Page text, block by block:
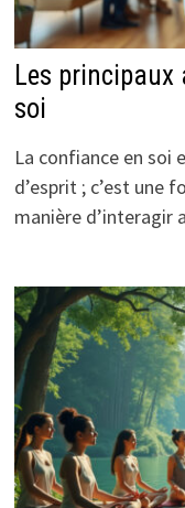
Les principaux
soi
La confiance en soi
d’esprit ; c’est une
manière d’interagir